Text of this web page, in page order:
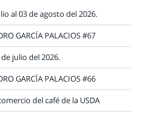
al 03 de agosto del 2026.
GARCÍA PALACIOS #67
julio del 2026.
GARCÍA PALACIOS #66
del café de la USDA